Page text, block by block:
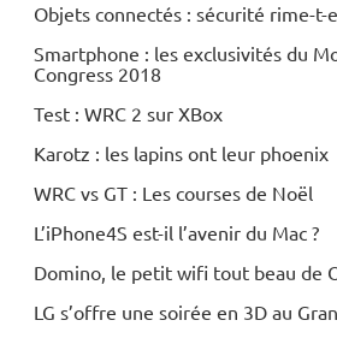
Multimedia
Téléphonie
mobile
Objets connectés : sécurité rime-t-
Smartphone : les exclusivités du
Congress 2018
Test : WRC 2 sur XBox
Karotz : les lapins ont leur phoenix
WRC vs GT : Les courses de Noël
L’iPhone4S est-il l’avenir du Mac ?
Domino, le petit wifi tout beau de
LG s’offre une soirée en 3D au